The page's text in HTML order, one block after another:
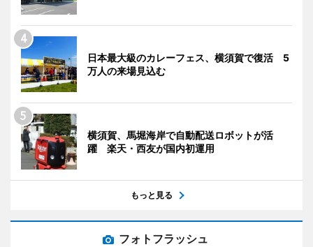
日本最大級のカレーフェス、横須賀で復活 5
万人の来場見込む
横須賀、馬堀海岸で自動配送ロボットが活
躍 楽天・西友が国内初運用
もっと見る
フォトフラッシュ